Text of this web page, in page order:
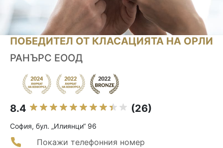
ПОБЕДИТЕЛ ОТ КЛАСАЦИЯТА НА ОРЛИ
РАНЪРС ЕООД
8.4 (26)
София, бул. „Илиянци“ 96
Покажи телефонния номер